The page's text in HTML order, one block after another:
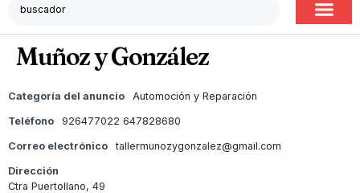
Muñoz y González
Categoría del anuncio Automoción y Reparación
Teléfono 926477022 647828680
Correo electrónico tallermunozygonzalez@gmail.com
Dirección
Ctra Puertollano, 49